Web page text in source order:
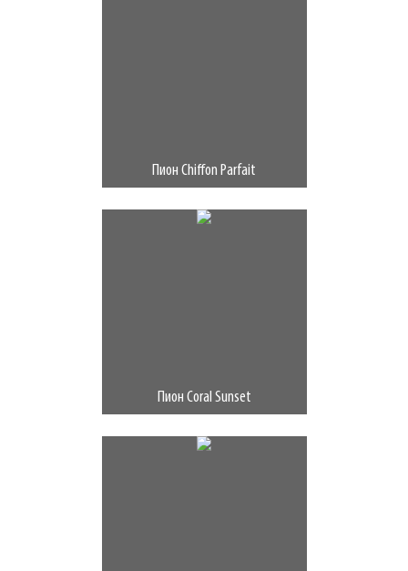
Пион Chiffon Parfait
Пион Coral Sunset